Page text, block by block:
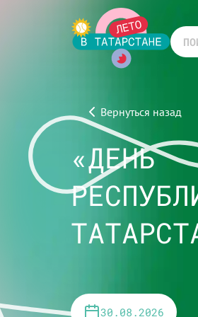
Вернуться назад
«ДЕНЬ
30.08.2026